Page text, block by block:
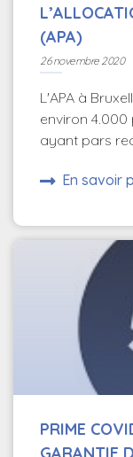
(APA)
26 novembre 2020
L'APA à
environ
ayant pars
En savoir
PRIME